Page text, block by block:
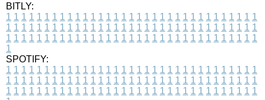
BITLY:
1 1 1 1 1 1 1 1 1 1 1 1 1 1 1 1 1 1 1 1 1 1 1 1 1 1 1 1 1 1 1 1 1
1 1 1 1 1 1 1 1 1 1 1 1 1 1 1 1 1 1 1 1 1 1 1 1 1 1 1 1 1 1 1 1 1
1 1 1 1 1 1 1 1 1 1 1 1 1 1 1 1 1 1 1 1 1 1 1 1 1 1 1 1 1 1 1 1 1
1
SPOTIFY:
1 1 1 1 1 1 1 1 1 1 1 1 1 1 1 1 1 1 1 1 1 1 1 1 1 1 1 1 1 1 1 1 1
1 1 1 1 1 1 1 1 1 1 1 1 1 1 1 1 1 1 1 1 1 1 1 1 1 1 1 1 1 1 1 1 1
1 1 1 1 1 1 1 1 1 1 1 1 1 1 1 1 1 1 1 1 1 1 1 1 1 1 1 1 1 1 1 1 1